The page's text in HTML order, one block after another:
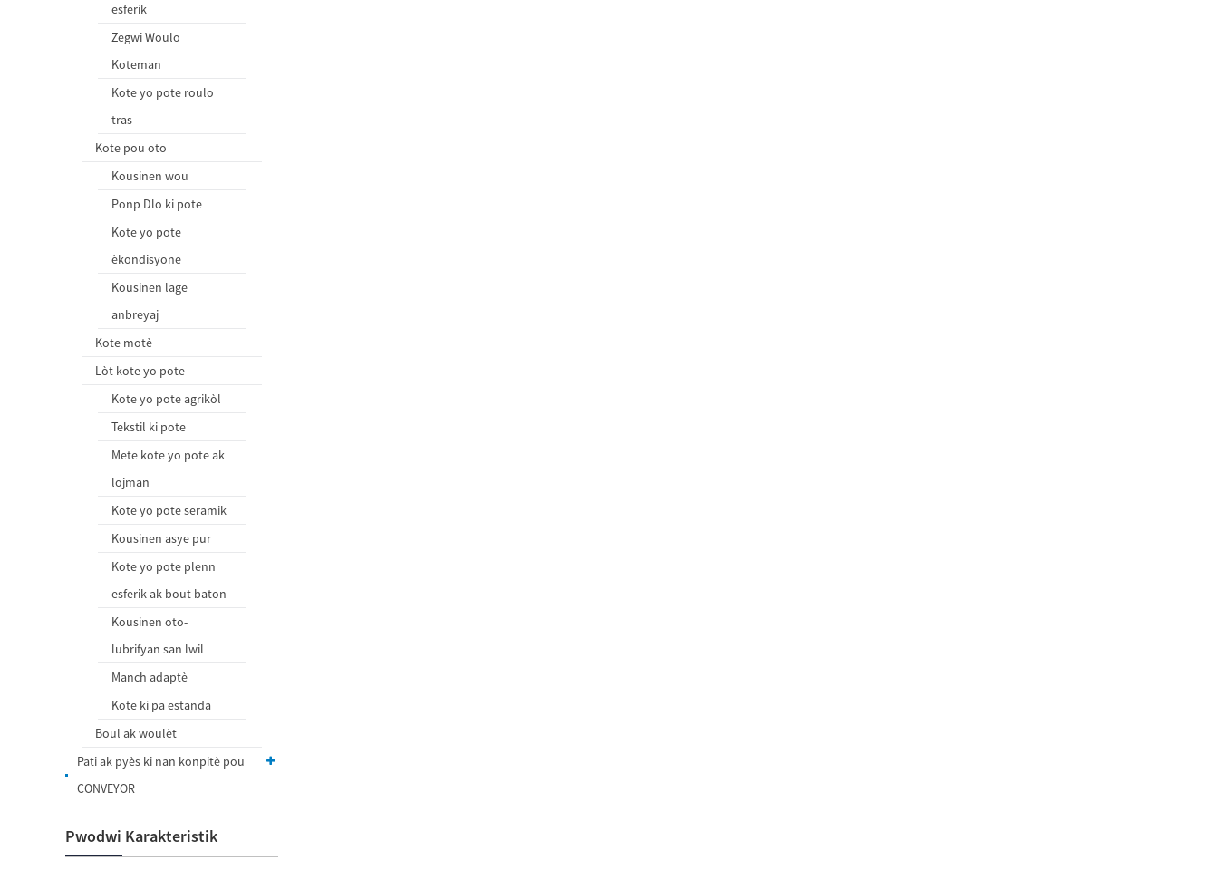
esferik
Zegwi Woulo
Koteman
Kote yo pote roulo
tras
Kote pou oto
Kousinen wou
Ponp Dlo ki pote
Kote yo pote
èkondisyone
Kousinen lage
anbreyaj
Kote motè
Lòt kote yo pote
Kote yo pote agrikòl
Tekstil ki pote
Mete kote yo pote ak
lojman
Kote yo pote seramik
Kousinen asye pur
Kote yo pote plenn
esferik ak bout baton
Kousinen oto-
lubrifyan san lwil
Manch adaptè
Kote ki pa estanda
Boul ak woulèt
Pati ak pyès ki nan konpitè pou
CONVEYOR
Pwodwi Karakteristik